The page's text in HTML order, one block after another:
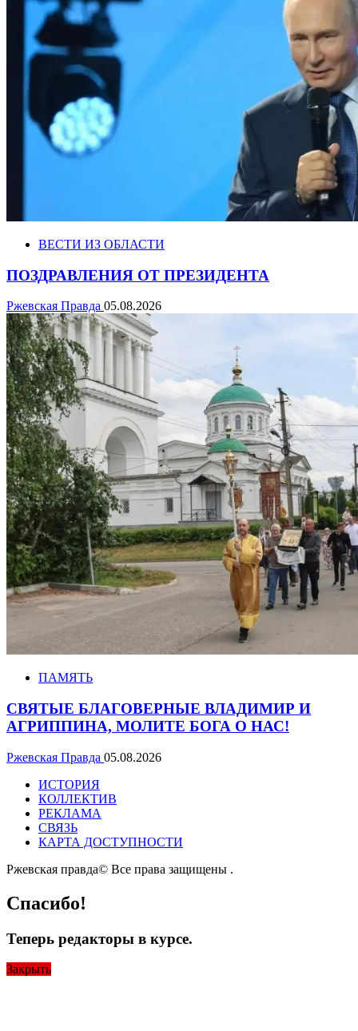
ВЕСТИ ИЗ ОБЛАСТИ
ПОЗДРАВЛЕНИЯ ОТ ПРЕЗИДЕНТА
Ржевская Правда 05.08.2026
ПАМЯТЬ
СВЯТЫЕ БЛАГОВЕРНЫЕ ВЛАДИМИР И
АГРИППИНА, МОЛИТЕ БОГА О НАС!
Ржевская Правда 05.08.2026
ИСТОРИЯ
КОЛЛЕКТИВ
РЕКЛАМА
СВЯЗЬ
КАРТА ДОСТУПНОСТИ
Ржевская правда© Все права защищены .
Спасибо!
Теперь редакторы в курсе.
Закрыть